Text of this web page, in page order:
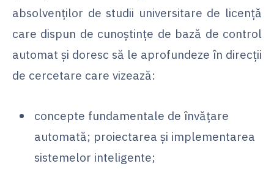
absolvenților de studii universitare de licență
care dispun de cunoștințe de bază de control
automat și doresc să le aprofundeze în direcții
de cercetare care vizează:
concepte fundamentale de învățare
automată; proiectarea și implementarea
sistemelor inteligente;